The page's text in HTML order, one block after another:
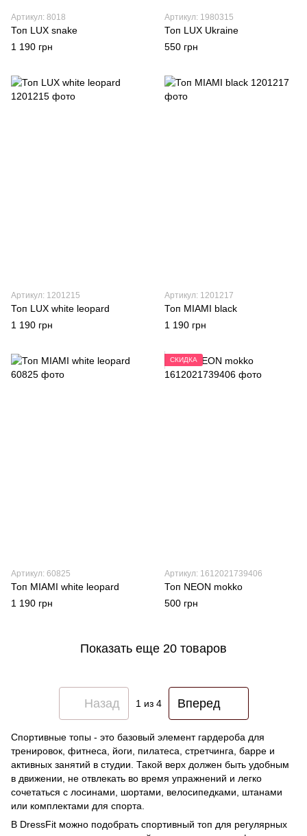
Артикул: 8018
Топ LUX snake
1 190 грн
Артикул: 1980315
Топ LUX Ukraine
550 грн
Артикул: 1201215
Топ LUX white leopard
1 190 грн
Артикул: 1201217
Топ MIAMI black
1 190 грн
Артикул: 60825
Топ MIAMI white leopard
1 190 грн
СКИДКА
Артикул: 1612021739406
Топ NEON mokko
500 грн
Показать еще 20 товаров
Назад 1 из 4 Вперед
Спортивные топы - это базовый элемент гардероба для
тренировок, фитнеса, йоги, пилатеса, стретчинга, барре и
активных занятий в студии. Такой верх должен быть удобным
в движении, не отвлекать во время упражнений и легко
сочетаться с лосинами, шортами, велосипедками, штанами
или комплектами для спорта.
В DressFit можно подобрать спортивный топ для регулярных